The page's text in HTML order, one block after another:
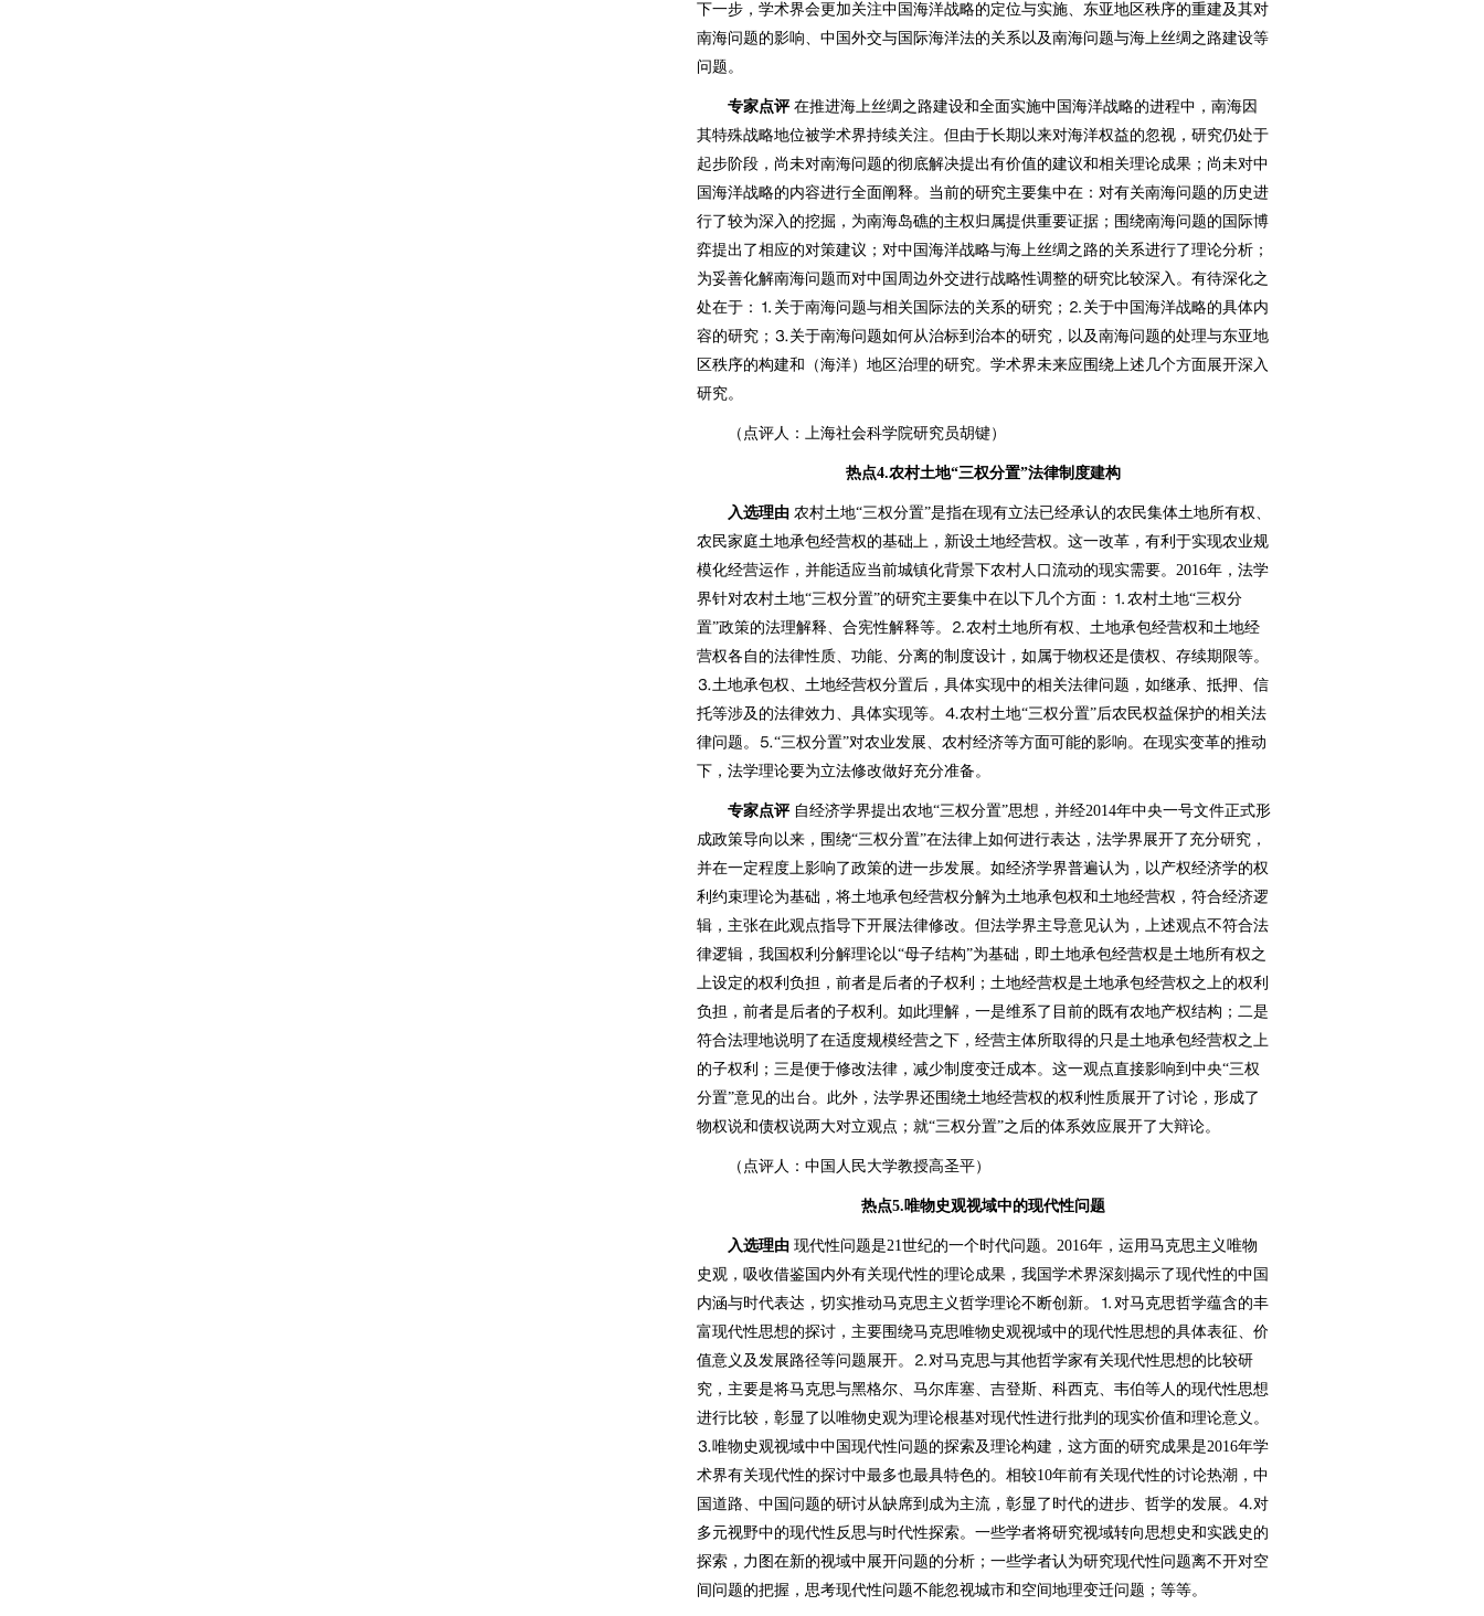
下一步，学术界会更加关注中国海洋战略的定位与实施、东亚地区秩序的重建及其对
南海问题的影响、中国外交与国际海洋法的关系以及南海问题与海上丝绸之路建设等
问题。
专家点评在推进海上丝绸之路建设和全面实施中国海洋战略的进程中，南海因
其特殊战略地位被学术界持续关注。但由于长期以来对海洋权益的忽视，研究仍处于
起步阶段，尚未对南海问题的彻底解决提出有价值的建议和相关理论成果；尚未对中
国海洋战略的内容进行全面阐释。当前的研究主要集中在：对有关南海问题的历史进
行了较为深入的挖掘，为南海岛礁的主权归属提供重要证据；围绕南海问题的国际博
弈提出了相应的对策建议；对中国海洋战略与海上丝绸之路的关系进行了理论分析；
为妥善化解南海问题而对中国周边外交进行战略性调整的研究比较深入。有待深化之
处在于：⒈关于南海问题与相关国际法的关系的研究；⒉关于中国海洋战略的具体内
容的研究；⒊关于南海问题如何从治标到治本的研究，以及南海问题的处理与东亚地
区秩序的构建和（海洋）地区治理的研究。学术界未来应围绕上述几个方面展开深入
研究。
（点评人：上海社会科学院研究员胡键）
热点4.农村土地“三权分置”法律制度建构
入选理由农村土地“三权分置”是指在现有立法已经承认的农民集体土地所有权、
农民家庭土地承包经营权的基础上，新设土地经营权。这一改革，有利于实现农业规
模化经营运作，并能适应当前城镇化背景下农村人口流动的现实需要。2016年，法学
界针对农村土地“三权分置”的研究主要集中在以下几个方面：⒈农村土地“三权分
置”政策的法理解释、合宪性解释等。⒉农村土地所有权、土地承包经营权和土地经
营权各自的法律性质、功能、分离的制度设计，如属于物权还是债权、存续期限等。
⒊土地承包权、土地经营权分置后，具体实现中的相关法律问题，如继承、抵押、信
托等涉及的法律效力、具体实现等。⒋农村土地“三权分置”后农民权益保护的相关法
律问题。⒌“三权分置”对农业发展、农村经济等方面可能的影响。在现实变革的推动
下，法学理论要为立法修改做好充分准备。
专家点评自经济学界提出农地“三权分置”思想，并经2014年中央一号文件正式形
成政策导向以来，围绕“三权分置”在法律上如何进行表达，法学界展开了充分研究，
并在一定程度上影响了政策的进一步发展。如经济学界普遍认为，以产权经济学的权
利约束理论为基础，将土地承包经营权分解为土地承包权和土地经营权，符合经济逻
辑，主张在此观点指导下开展法律修改。但法学界主导意见认为，上述观点不符合法
律逻辑，我国权利分解理论以“母子结构”为基础，即土地承包经营权是土地所有权之
上设定的权利负担，前者是后者的子权利；土地经营权是土地承包经营权之上的权利
负担，前者是后者的子权利。如此理解，一是维系了目前的既有农地产权结构；二是
符合法理地说明了在适度规模经营之下，经营主体所取得的只是土地承包经营权之上
的子权利；三是便于修改法律，减少制度变迁成本。这一观点直接影响到中央“三权
分置”意见的出台。此外，法学界还围绕土地经营权的权利性质展开了讨论，形成了
物权说和债权说两大对立观点；就“三权分置”之后的体系效应展开了大辩论。
（点评人：中国人民大学教授高圣平）
热点5.唯物史观视域中的现代性问题
入选理由现代性问题是21世纪的一个时代问题。2016年，运用马克思主义唯物
史观，吸收借鉴国内外有关现代性的理论成果，我国学术界深刻揭示了现代性的中国
内涵与时代表达，切实推动马克思主义哲学理论不断创新。⒈对马克思哲学蕴含的丰
富现代性思想的探讨，主要围绕马克思唯物史观视域中的现代性思想的具体表征、价
值意义及发展路径等问题展开。⒉对马克思与其他哲学家有关现代性思想的比较研
究，主要是将马克思与黑格尔、马尔库塞、吉登斯、科西克、韦伯等人的现代性思想
进行比较，彰显了以唯物史观为理论根基对现代性进行批判的现实价值和理论意义。
⒊唯物史观视域中中国现代性问题的探索及理论构建，这方面的研究成果是2016年学
术界有关现代性的探讨中最多也最具特色的。相较10年前有关现代性的讨论热潮，中
国道路、中国问题的研讨从缺席到成为主流，彰显了时代的进步、哲学的发展。⒋对
多元视野中的现代性反思与时代性探索。一些学者将研究视域转向思想史和实践史的
探索，力图在新的视域中展开问题的分析；一些学者认为研究现代性问题离不开对空
间问题的把握，思考现代性问题不能忽视城市和空间地理变迁问题；等等。